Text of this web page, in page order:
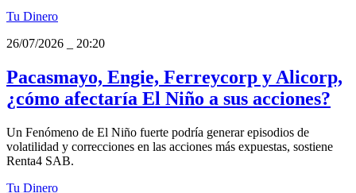
Tu Dinero
26/07/2026
20:20
Pacasmayo, Engie, Ferreycorp y Alicorp,
¿cómo afectaría El Niño a sus acciones?
Un Fenómeno de El Niño fuerte podría generar episodios de
volatilidad y correcciones en las acciones más expuestas, sostiene
Renta4 SAB.
Tu Dinero